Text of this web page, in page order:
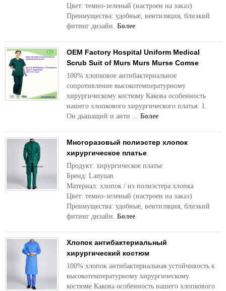
Цвет: темно-зеленый (настроен на заказ)
Преимущества: удобные, вентиляция, близкий
фитинг дизайн. Более
OEM Factory Hospital Uniform Medical
Scrub Suit of Murs Murs Murse Comse
100% хлопковое антибактериальное
сопротивление высокотемпературному
хирургическому костюму Какова особенность
нашего хлопкового хирургического платья: 1.
Он дышащий и анти ... Более
Многоразовый полиэстер хлопок
хирургическое платье
Продукт: хирургическое платье
Бренд: Lanyuan
Материал: хлопок / из полиэстера хлопка
Цвет: темно-зеленый (настроен на заказ)
Преимущества: удобные, вентиляция, близкий
фитинг дизайн. Более
Хлопок антибактериальный
хирургический костюм
100% хлопок антибактериальная устойчивость к
высокотемпературному хирургическому
костюме Какова особенность нашего хлопкового